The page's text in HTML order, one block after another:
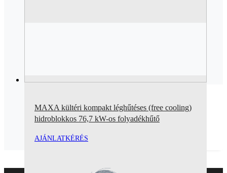
MAXA kültéri kompakt léghűtéses (free cooling)
hidroblokkos 76,7 kW-os folyadékhűtő
AJÁNLATKÉRÉS